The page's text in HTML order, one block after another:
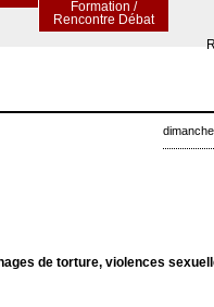
Formation /
Rencontre Débat
de torture, violences